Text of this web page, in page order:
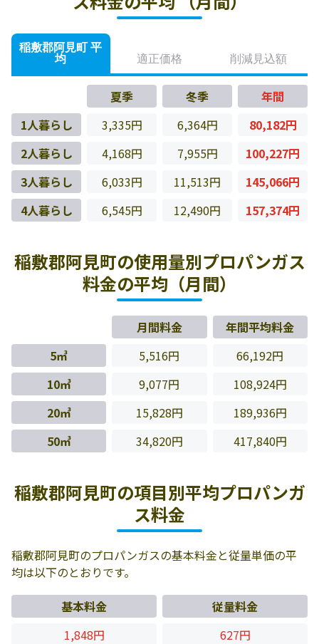
稲敷郡阿見町 平
均
適正価格 削減見込額
夏季 冬季
年間
1人暮らし
3,335円 6,364円
80,182円
2人暮らし
4,168円 7,955円
100,227円
3人暮らし
6,033円 11,513円
145,066円
4人暮らし
6,545円 12,490円 157,374円
稲敷郡阿見町の使用量別プロパンガス
料金の平均（月間）
月間料金
年間平均料金
5㎥
5,516円
66,192円
10㎥
9,077円
108,924円
20㎥
15,828円
189,936円
50㎥
34,820円 417,840円
稲敷郡阿見町の項目別平均プロパンガ
ス料金
稲敷郡阿見町のプロパンガスの基本料金と従量単価の平
均は以下のとおりです。
基本料金
従量料金
1,848円
627円